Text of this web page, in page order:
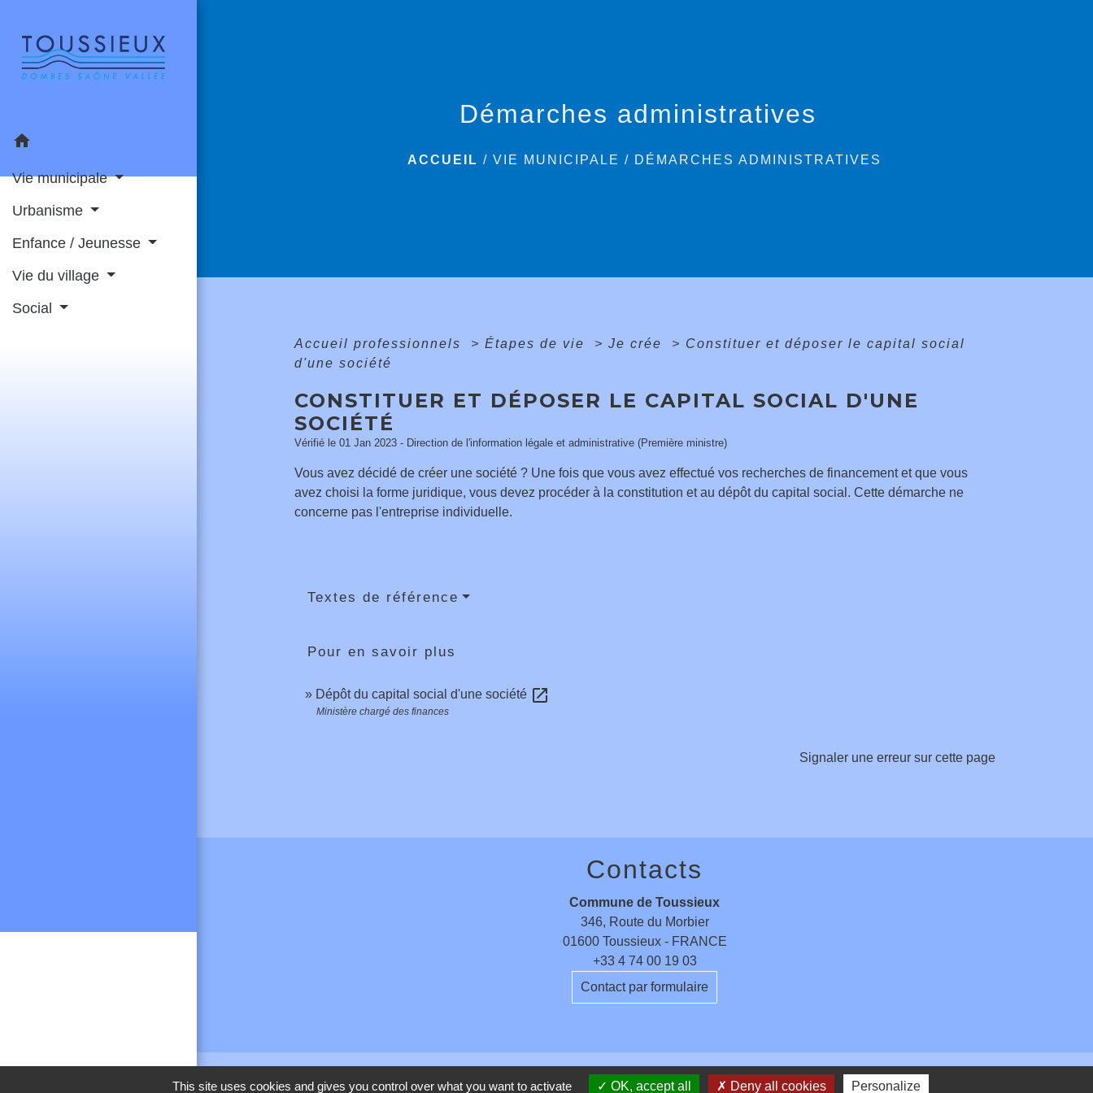
home
Vie municipale
Urbanisme
Enfance / Jeunesse
Vie du village
Social
Démarches administratives
ACCUEIL /VIE MUNICIPALE / DÉMARCHES ADMINISTRATIVES
Accueil professionnels > Étapes de vie > Je crée > Constituer et déposer le capital social
d'une société
CONSTITUER ET DÉPOSER LE CAPITAL SOCIAL D'UNE
SOCIÉTÉ
Vérifié le 01 Jan 2023 - Direction de l'information légale et administrative (Première ministre)
Vous avez décidé de créer une société ? Une fois que vous avez effectué vos recherches de financement et que vous
avez choisi la forme juridique, vous devez procéder à la constitution et au dépôt du capital social. Cette démarche ne
concerne pas l'entreprise individuelle.
Textes de référence
Pour en savoir plus
Dépôt du capital social d'une société open_in_new
Ministère chargé des finances
Signaler une erreur sur cette page
Contacts
Commune de Toussieux
346, Route du Morbier
01600 Toussieux - FRANCE
+33 4 74 00 19 03
Contact par formulaire
This site uses cookies and gives you control over what you want to activate OK, accept all Deny all cookies Personalize